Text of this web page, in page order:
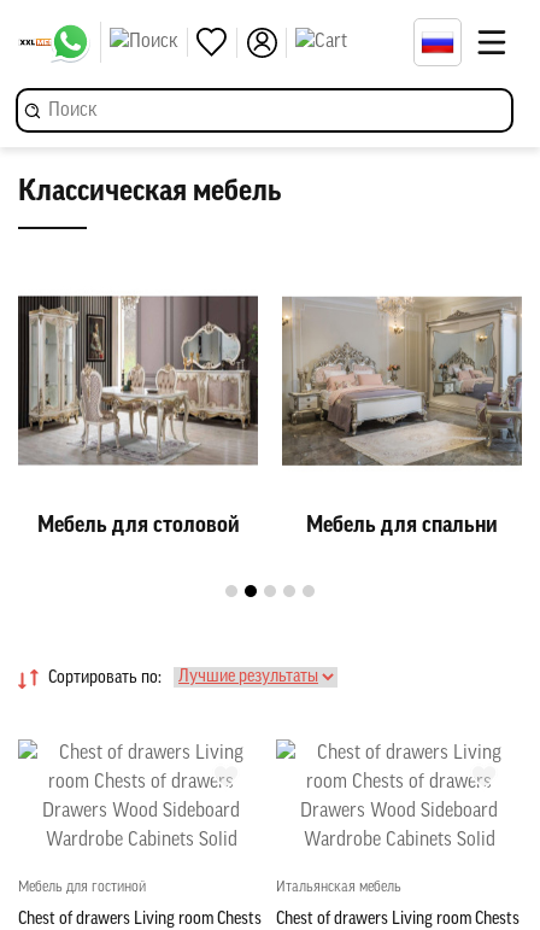
Классическая мебель
для столовой Мебель для спальни
Сортировать по:
Мебель для гостиной
Chest of drawers Living room Chests
Итальянская мебель
Chest of drawers Living room Chests